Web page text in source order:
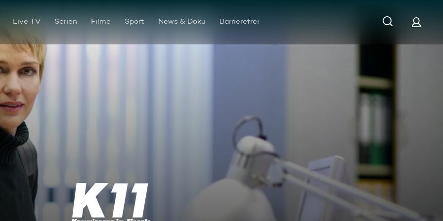
Live TV Serien Filme Sport News & Doku Barrierefrei